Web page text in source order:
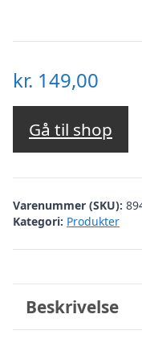
kr. 149,00
Gå til shop
Varenummer (SKU):
Kategori: Produkter
Beskrivelse